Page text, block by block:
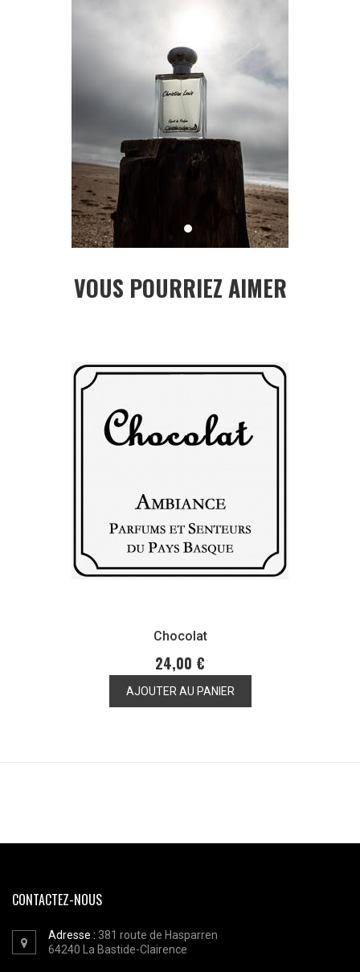
VOUS POURRIEZ AIMER
Chocolat
24,00 €
AJOUTER AU PANIER
CONTACTEZ-NOUS
Adresse : 381 route de Hasparren
64240
La Bastide-Clairence